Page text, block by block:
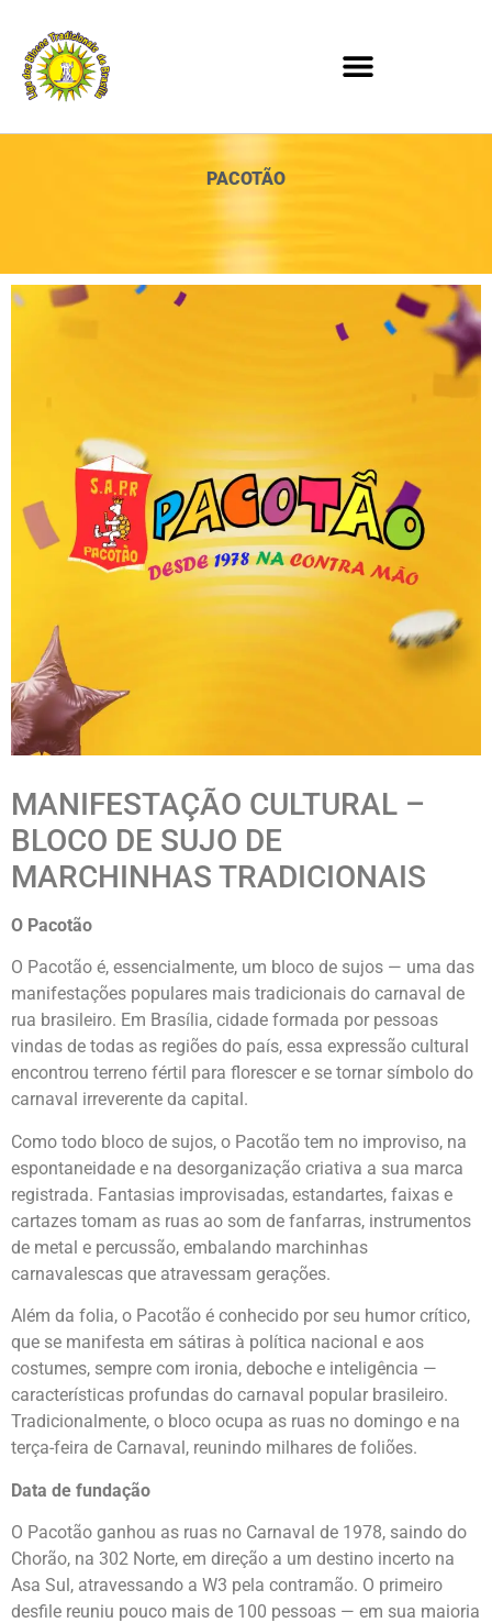
PACOTÃO
MANIFESTAÇÃO CULTURAL –
BLOCO DE SUJO DE
MARCHINHAS TRADICIONAIS
O Pacotão
O Pacotão é, essencialmente, um bloco de sujos — uma das
manifestações populares mais tradicionais do carnaval de
rua brasileiro. Em Brasília, cidade formada por pessoas
vindas de todas as regiões do país, essa expressão cultural
encontrou terreno fértil para florescer e se tornar símbolo do
carnaval irreverente da capital.
Como todo bloco de sujos, o Pacotão tem no improviso, na
espontaneidade e na desorganização criativa a sua marca
registrada. Fantasias improvisadas, estandartes, faixas e
cartazes tomam as ruas ao som de fanfarras, instrumentos
de metal e percussão, embalando marchinhas
carnavalescas que atravessam gerações.
Além da folia, o Pacotão é conhecido por seu humor crítico,
que se manifesta em sátiras à política nacional e aos
costumes, sempre com ironia, deboche e inteligência —
características profundas do carnaval popular brasileiro.
Tradicionalmente, o bloco ocupa as ruas no domingo e na
terça-feira de Carnaval, reunindo milhares de foliões.
Data de fundação
O Pacotão ganhou as ruas no Carnaval de 1978, saindo do
Chorão, na 302 Norte, em direção a um destino incerto na
Asa Sul, atravessando a W3 pela contramão. O primeiro
desfile reuniu pouco mais de 100 pessoas — em sua maioria